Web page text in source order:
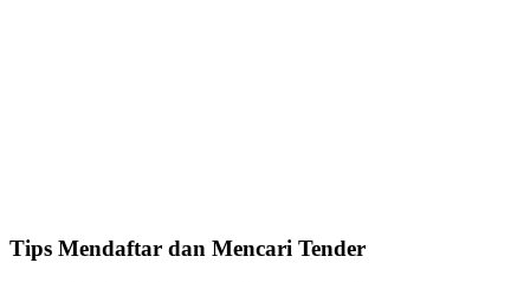
Tips Mendaftar dan Mencari Tender